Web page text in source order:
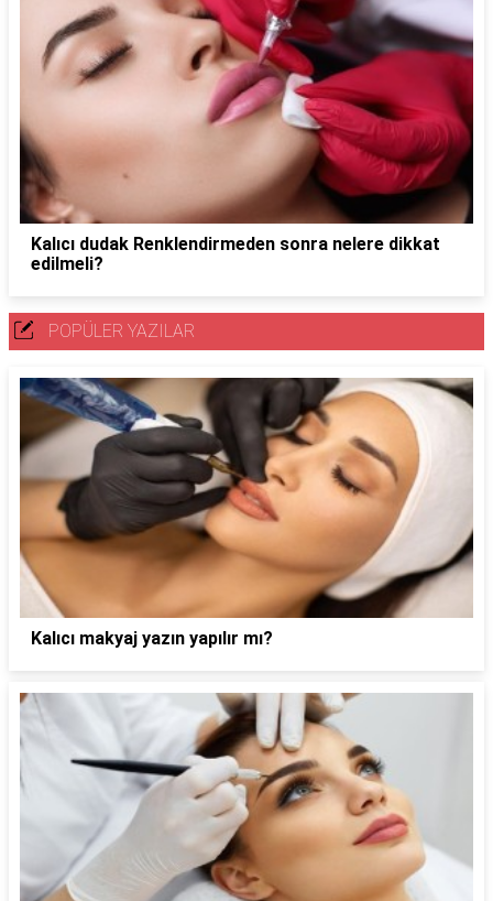
Kalıcı dudak Renklendirmeden sonra nelere dikkat
edilmeli?
POPÜLER YAZILAR
Kalıcı makyaj yazın yapılır mı?